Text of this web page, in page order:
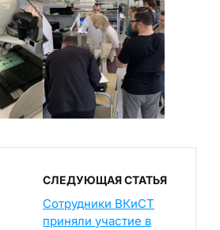
СЛЕДУЮЩАЯ СТАТЬЯ
Сотрудники ВКиСТ
приняли участие в